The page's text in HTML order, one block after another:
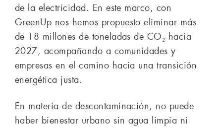
de la electricidad. En este marco, con
GreenUp nos hemos propuesto eliminar más
de 18 millones de toneladas de CO₂ hacia
2027, acompañando a comunidades y
empresas en el camino hacia una transición
energética justa.
En materia de descontaminación, no puede
haber bienestar urbano sin agua limpia ni